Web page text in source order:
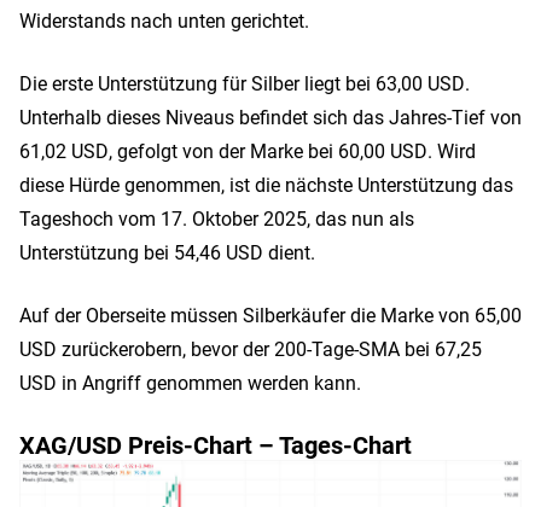
Widerstands nach unten gerichtet.
Die erste Unterstützung für Silber liegt bei 63,00 USD.
Unterhalb dieses Niveaus befindet sich das Jahres-Tief von
61,02 USD, gefolgt von der Marke bei 60,00 USD. Wird
diese Hürde genommen, ist die nächste Unterstützung das
Tageshoch vom 17. Oktober 2025, das nun als
Unterstützung bei 54,46 USD dient.
Auf der Oberseite müssen Silberkäufer die Marke von 65,00
USD zurückerobern, bevor der 200-Tage-SMA bei 67,25
USD in Angriff genommen werden kann.
XAG/USD Preis-Chart – Tages-Chart